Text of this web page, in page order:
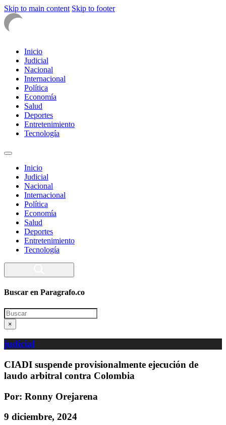
Skip to main content Skip to footer
Inicio
Judicial
Nacional
Internacional
Política
Economía
Salud
Deportes
Entretenimiento
Tecnología
Inicio
Judicial
Nacional
Internacional
Política
Economía
Salud
Deportes
Entretenimiento
Tecnología
Buscar en Paragrafo.co
Search
×
judicial
CIADI suspende provisionalmente ejecución de
laudo arbitral contra Colombia
Por: Ronny Orejarena
9 diciembre, 2024